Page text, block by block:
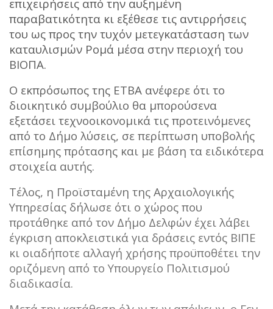
επιχειρήσεις από την αυξημένη
παραβατικότητα κι εξέθεσε τις αντιρρήσεις
του ως προς την τυχόν μετεγκατάσταση των
καταυλισμών Ρομά μέσα στην περιοχή του
ΒΙΟΠΑ.
Ο εκπρόσωπος της ΕΤΒΑ ανέφερε ότι το
διοικητικό συμβούλιο θα μπορούσενα
εξετάσει τεχνοοικονομικά τις προτεινόμενες
από το Δήμο λύσεις, σε περίπτωση υποβολής
επίσημης πρότασης και με βάση τα ειδικότερα
στοιχεία αυτής.
Τέλος, η Προϊσταμένη της Αρχαιολογικής
Υπηρεσίας δήλωσε ότι ο χώρος που
προτάθηκε από τον Δήμο Δελφών έχει λάβει
έγκριση αποκλειστικά για δράσεις εντός ΒΙΠΕ
κι οιαδήποτε αλλαγή χρήσης προϋποθέτει την
οριζόμενη από το Υπουργείο Πολιτισμού
διαδικασία.